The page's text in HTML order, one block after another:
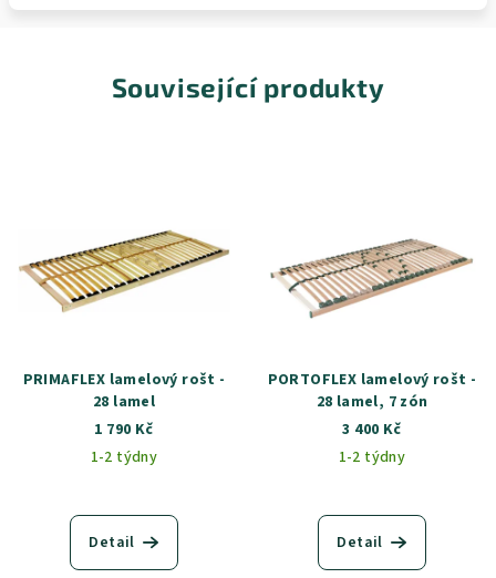
Související produkty
PRIMAFLEX lamelový rošt -
28 lamel
1 790 Kč
1-2 týdny
Detail
PORTOFLEX lamelový rošt -
28 lamel, 7 zón
3 400 Kč
1-2 týdny
Detail